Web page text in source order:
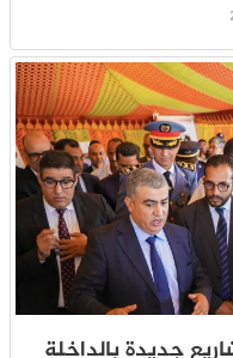
جديدة بالداخلة